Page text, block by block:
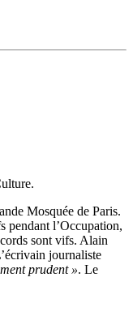
Mosquée de Paris.
pendant l’Occupation,
sont vifs. Alain
journaliste
prudent ». Le